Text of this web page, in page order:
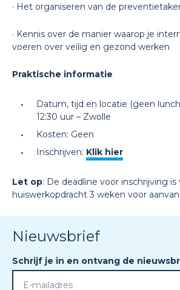
· Het organiseren van de
· Kennis over de manier waarop je
voeren over veilig en gezond werken
Praktische informatie
Datum, tijd en locatie (geen
12:30 uur – Zwolle
Kosten: Geen
Inschrijven: Klik hier
Let op: De deadline voor inschrijving
huiswerkopdracht 3 weken voor
Nieuwsbrief
Schrijf je in en ontvang de